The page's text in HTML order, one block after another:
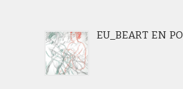
EU_BEART EN